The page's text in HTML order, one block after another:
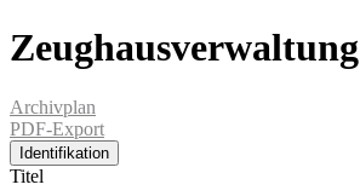
Zeughausverwaltung
Archivplan
PDF-Export
Identifikation
Titel